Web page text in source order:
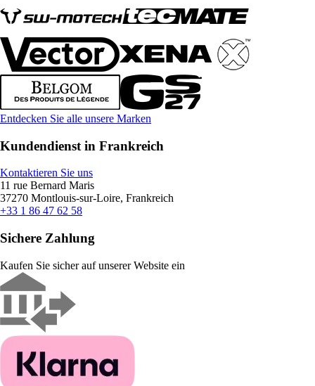
Entdecken Sie alle unsere Marken
Kundendienst in Frankreich
Kontaktieren Sie uns
11 rue Bernard Maris
37270 Montlouis-sur-Loire, Frankreich
+33 1 86 47 62 58
Sichere Zahlung
Kaufen Sie sicher auf unserer Website ein